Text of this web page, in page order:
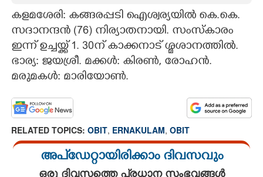
കളമശേരി: കങ്ങരപ്പടി ഐശ്വര്യയിൽ കെ.കെ.
സദാനന്ദൻ (76) നിര്യാതനായി. സംസ്കാരം
ഇന്ന് ഉച്ചയ്ക്ക് 1. 30ന് കാക്കനാട് ശ്മശാനത്തിൽ.
ഭാര്യ: ജയശ്രീ. മക്കൾ: കിരൺ, രോഹൻ.
മരുമകൾ: മാരിയോൺ.
RELATED TOPICS: OBIT, ERNAKULAM, OBIT
അപ്ഡേറ്റായിരിക്കാം ദിവസവും
ഒരു ദിവസത്തെ പ്രധാന സംഭവങ്ങൾ